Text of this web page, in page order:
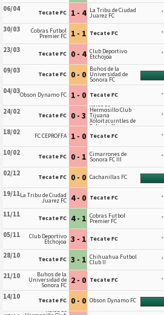
06/04
Tecate FC 1 - 4 La Tribu de Ciudad
Juarez FC
30/03
Cobras Futbol
Premier FC 1 - 1 Tecate FC
23/03
Tecate FC 0 - 4 Club Deportivo
Etchojoa
09/03
Tecate FC 0 - 0 Buhos de la
Universidad de
Sonora FC
04/03Obson Dynamo FC 1 - 0 Tecate FC
24/02
Tecate FC 0 - 3
Xolos de
Hermosillo Club
Tijuana
Xoloitzcuintles de
Caliente II
18/02
FC CEPROFFA 1 - 0 Tecate FC
10/02
Tecate FC 0 - 1 Cimarrones de
Sonora FC III
02/12
Tecate FC 0 - 0 Cachanillas FC
19/11La Tribu de Ciudad
Juarez FC 4 - 0 Tecate FC
11/11
Tecate FC 4 - 1 Cobras Futbol
Premier FC
05/11
Club Deportivo
Etchojoa 3 - 1 Tecate FC
28/10
Tecate FC 3 - 1 Chihuahua Futbol
Club II
21/10
Buhos de la
Universidad de
Sonora FC 2 - 0 Tecate FC
14/10
Tecate FC 0 - 0 Obson Dynamo FC
Xolos de